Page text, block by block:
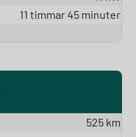
11 timmar 45 minuter
525 km